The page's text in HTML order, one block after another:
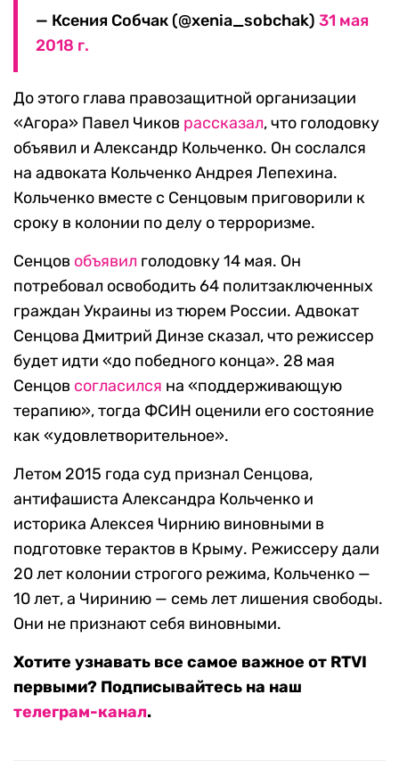
— Ксения Собчак (@xenia_sobchak) 31 мая
2018 г.
До этого глава правозащитной организации
«Агора» Павел Чиков рассказал, что голодовку
объявил и Александр Кольченко. Он сослался
на адвоката Кольченко Андрея Лепехина.
Кольченко вместе с Сенцовым приговорили к
сроку в колонии по делу о терроризме.
Сенцов объявил голодовку 14 мая. Он
потребовал освободить 64 политзаключенных
граждан Украины из тюрем России. Адвокат
Сенцова Дмитрий Динзе сказал, что режиссер
будет идти «до победного конца». 28 мая
Сенцов согласился на «поддерживающую
терапию», тогда ФСИН оценили его состояние
как «удовлетворительное».
Летом 2015 года суд признал Сенцова,
антифашиста Александра Кольченко и
историка Алексея Чирнию виновными в
подготовке терактов в Крыму. Режиссеру дали
20 лет колонии строгого режима, Кольченко —
10 лет, а Чиринию — семь лет лишения свободы.
Они не признают себя виновными.
Хотите узнавать все самое важное от RTVI
первыми? Подписывайтесь на наш
телеграм-канал.